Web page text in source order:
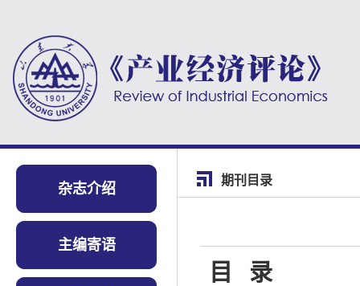
杂志介绍
主编寄语
期刊目录
目 录